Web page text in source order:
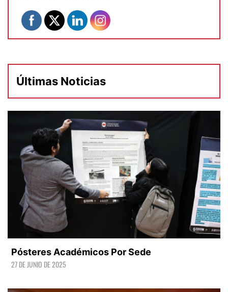
Últimas Noticias
Pósteres Académicos Por Sede
27 DE JUNIO DE 2025